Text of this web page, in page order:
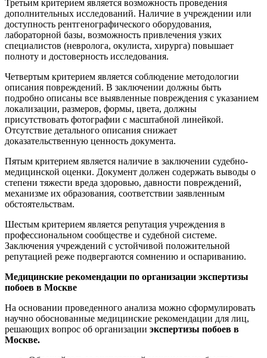
Третьим критерием является возможность проведения
дополнительных исследований. Наличие в учреждении или
доступность рентгенографического оборудования,
лабораторной базы, возможность привлечения узких
специалистов (невролога, окулиста, хирурга) повышает
полноту и достоверность исследования.
Четвертым критерием является соблюдение методологии
описания повреждений. В заключении должны быть
подробно описаны все выявленные повреждения с указанием
локализации, размеров, формы, цвета, должны
присутствовать фотографии с масштабной линейкой.
Отсутствие детального описания снижает
доказательственную ценность документа.
Пятым критерием является наличие в заключении судебно-
медицинской оценки. Документ должен содержать выводы о
степени тяжести вреда здоровью, давности повреждений,
механизме их образования, соответствии заявленным
обстоятельствам.
Шестым критерием является репутация учреждения в
профессиональном сообществе и судебной системе.
Заключения учреждений с устойчивой положительной
репутацией реже подвергаются сомнению и оспариванию.
Медицинские рекомендации по организации экспертизы
побоев в Москве
На основании проведенного анализа можно сформулировать
научно обоснованные медицинские рекомендации для лиц,
решающих вопрос об организации экспертизы побоев в
Москве.